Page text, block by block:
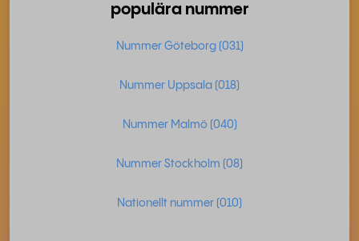
populära nummer
Nummer Göteborg (031)
Nummer Uppsala (018)
Nummer Malmö (040)
Nummer Stockholm (08)
Nationellt nummer (010)